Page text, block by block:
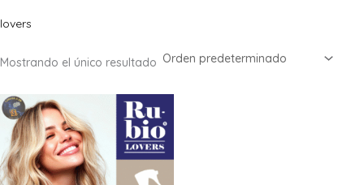
lovers
Mostrando el único resultado